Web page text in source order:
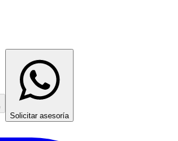
Solicitar asesoría